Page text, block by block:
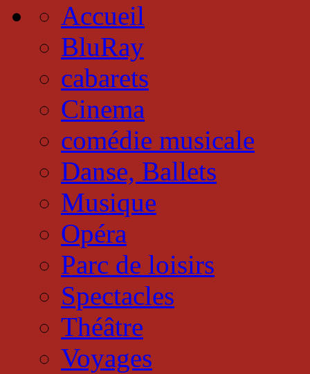
Accueil
BluRay
cabarets
Cinema
comédie musicale
Danse, Ballets
Musique
Opéra
Parc de loisirs
Spectacles
Théâtre
Voyages